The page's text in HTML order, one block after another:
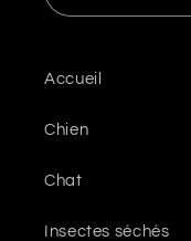
Accueil
Chien
Chat
Insectes séchés